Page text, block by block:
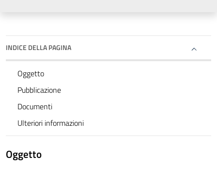
INDICE DELLA PAGINA
Oggetto
Pubblicazione
Documenti
Ulteriori informazioni
Oggetto